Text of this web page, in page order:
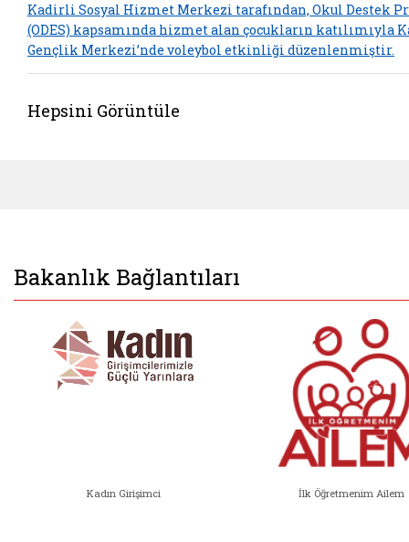
Kadirli Sosyal Hizmet Merkezi tarafından, Okul Destek
(ODES) kapsamında hizmet alan çocukların katılımıyla
Gençlik Merkezi’nde voleybol etkinliği düzenlenmiştir.
Hepsini Görüntüle
Bakanlık Bağlantıları
Kadın Girişimci İlk Öğretmenim Ailem